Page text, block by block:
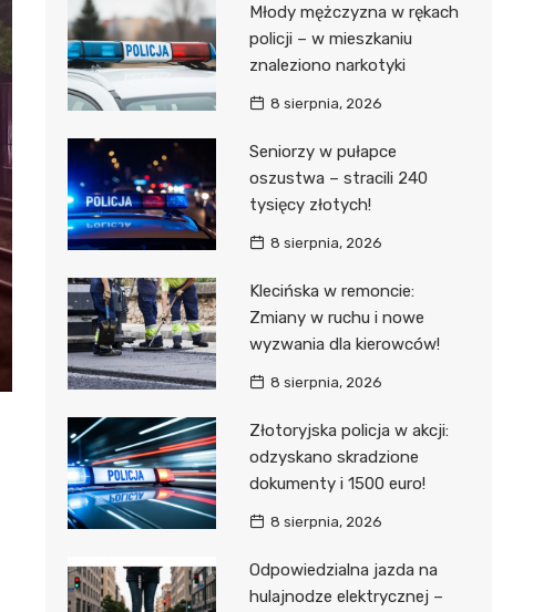
Młody mężczyzna w rękach
policji – w mieszkaniu
znaleziono narkotyki
8 sierpnia, 2026
Seniorzy w pułapce
oszustwa – stracili 240
tysięcy złotych!
8 sierpnia, 2026
Klecińska w remoncie:
Zmiany w ruchu i nowe
wyzwania dla kierowców!
8 sierpnia, 2026
Złotoryjska policja w akcji:
odzyskano skradzione
dokumenty i 1500 euro!
8 sierpnia, 2026
Odpowiedzialna jazda na
hulajnodze elektrycznej –